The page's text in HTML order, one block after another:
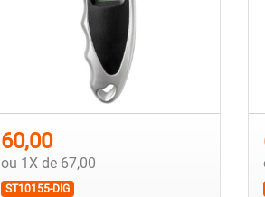
60,00
ou 1X de 67,00
ST10155-DIG